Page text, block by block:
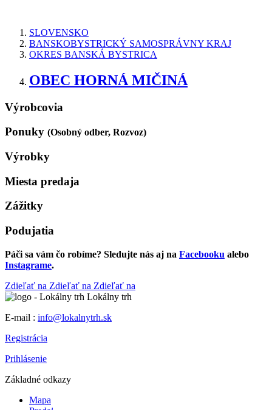
SLOVENSKO
BANSKOBYSTRICKÝ SAMOSPRÁVNY KRAJ
OKRES BANSKÁ BYSTRICA
OBEC HORNÁ MIČINÁ
Výrobcovia
Ponuky (Osobný odber, Rozvoz)
Výrobky
Miesta predaja
Zážitky
Podujatia
Páči sa vám čo robíme? Sledujte nás aj na Facebooku alebo
Instagrame.
Zdieľať na Zdieľať na Zdieľať na
Lokálny trh
E-mail : info@lokalnytrh.sk
Registrácia
Prihlásenie
Základné odkazy
Mapa